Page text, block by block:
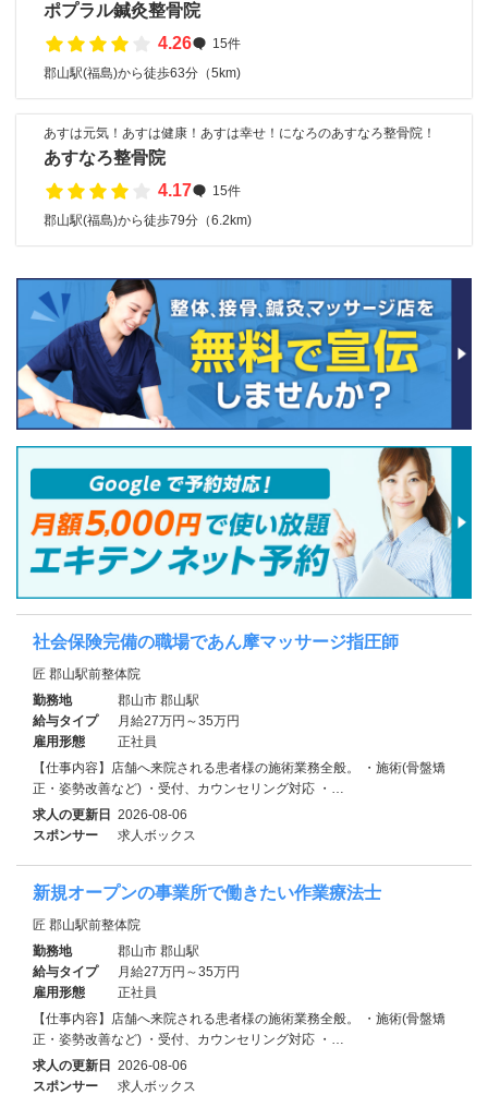
ポプラル鍼灸整骨院
4.26
15件
郡山駅(福島)から徒歩63分（5km)
あすは元気！あすは健康！あすは幸せ！になろのあすなろ整骨院！
あすなろ整骨院
4.17
15件
郡山駅(福島)から徒歩79分（6.2km)
社会保険完備の職場であん摩マッサージ指圧師
匠 郡山駅前整体院
勤務地
郡山市 郡山駅
給与タイプ
月給27万円～35万円
雇用形態
正社員
【仕事内容】店舗へ来院される患者様の施術業務全般。 ・施術(骨盤矯
正・姿勢改善など) ・受付、カウンセリング対応 ・…
求人の更新日 2026-08-06
スポンサー
求人ボックス
新規オープンの事業所で働きたい作業療法士
匠 郡山駅前整体院
勤務地
郡山市 郡山駅
給与タイプ
月給27万円～35万円
雇用形態
正社員
【仕事内容】店舗へ来院される患者様の施術業務全般。 ・施術(骨盤矯
正・姿勢改善など) ・受付、カウンセリング対応 ・…
求人の更新日 2026-08-06
スポンサー
求人ボックス